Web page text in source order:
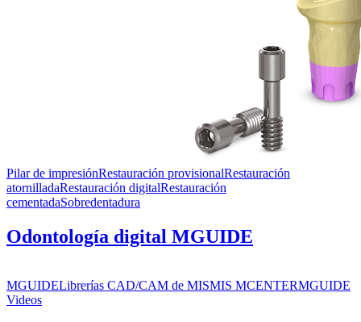
Pilar de impresiónRestauración provisionalRestauración
atornilladaRestauración digitalRestauración
cementadaSobredentadura
Odontología digital MGUIDE
MGUIDELibrerías CAD/CAM de MISMIS MCENTERMGUIDE
Videos